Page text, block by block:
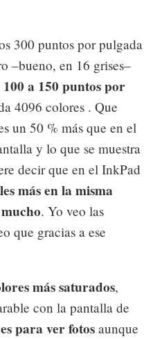
300 puntos por pulgada
–bueno, en 16 grises–
100 a 150 puntos por
4096 colores . Que
un 50 % más que en el
y lo que se muestra
decir que en el InkPad
más en la misma
. Yo veo las
que gracias a ese
más saturados,
con la pantalla de
para ver fotos aunque